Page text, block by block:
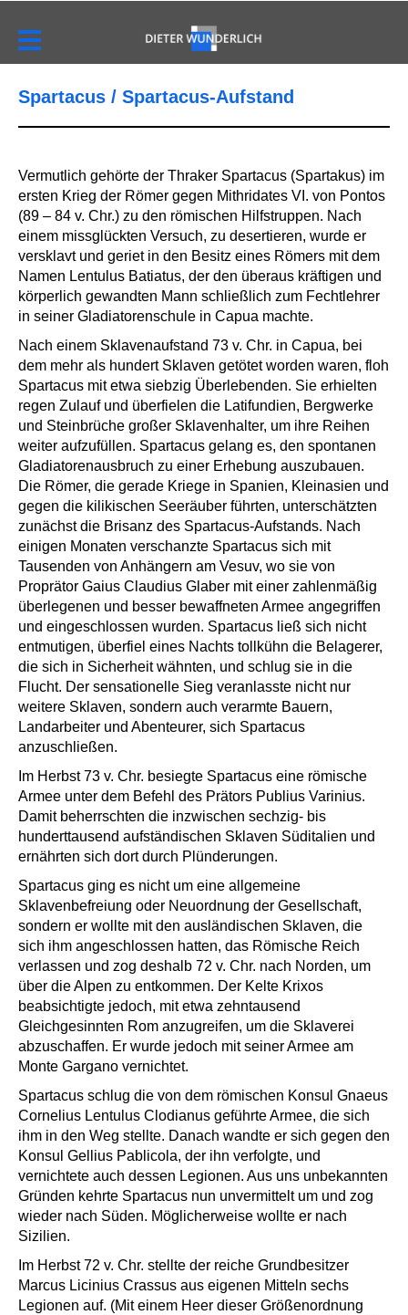
Spartacus / Spartacus-Aufstand
Vermutlich gehörte der Thraker Spartacus (Spartakus) im
ersten Krieg der Römer gegen Mithridates VI. von Pontos
(89 – 84 v. Chr.) zu den römischen Hilfstruppen. Nach
einem missglückten Versuch, zu desertieren, wurde er
versklavt und geriet in den Besitz eines Römers mit dem
Namen Lentulus Batiatus, der den überaus kräftigen und
körperlich gewandten Mann schließlich zum Fechtlehrer
in seiner Gladiatorenschule in Capua machte.
Nach einem Sklavenaufstand 73 v. Chr. in Capua, bei
dem mehr als hundert Sklaven getötet worden waren, floh
Spartacus mit etwa siebzig Überlebenden. Sie erhielten
regen Zulauf und überfielen die Latifundien, Bergwerke
und Steinbrüche großer Sklavenhalter, um ihre Reihen
weiter aufzufüllen. Spartacus gelang es, den spontanen
Gladiatorenausbruch zu einer Erhebung auszubauen.
Die Römer, die gerade Kriege in Spanien, Kleinasien und
gegen die kilikischen Seeräuber führten, unterschätzten
zunächst die Brisanz des Spartacus-Aufstands. Nach
einigen Monaten verschanzte Spartacus sich mit
Tausenden von Anhängern am Vesuv, wo sie von
Proprätor Gaius Claudius Glaber mit einer zahlenmäßig
überlegenen und besser bewaffneten Armee angegriffen
und eingeschlossen wurden. Spartacus ließ sich nicht
entmutigen, überfiel eines Nachts tollkühn die Belagerer,
die sich in Sicherheit wähnten, und schlug sie in die
Flucht. Der sensationelle Sieg veranlasste nicht nur
weitere Sklaven, sondern auch verarmte Bauern,
Landarbeiter und Abenteurer, sich Spartacus
anzuschließen.
Im Herbst 73 v. Chr. besiegte Spartacus eine römische
Armee unter dem Befehl des Prätors Publius Varinius.
Damit beherrschten die inzwischen sechzig- bis
hunderttausend aufständischen Sklaven Süditalien und
ernährten sich dort durch Plünderungen.
Spartacus ging es nicht um eine allgemeine
Sklavenbefreiung oder Neuordnung der Gesellschaft,
sondern er wollte mit den ausländischen Sklaven, die
sich ihm angeschlossen hatten, das Römische Reich
verlassen und zog deshalb 72 v. Chr. nach Norden, um
über die Alpen zu entkommen. Der Kelte Krixos
beabsichtigte jedoch, mit etwa zehntausend
Gleichgesinnten Rom anzugreifen, um die Sklaverei
abzuschaffen. Er wurde jedoch mit seiner Armee am
Monte Gargano vernichtet.
Spartacus schlug die von dem römischen Konsul Gnaeus
Cornelius Lentulus Clodianus geführte Armee, die sich
ihm in den Weg stellte. Danach wandte er sich gegen den
Konsul Gellius Pablicola, der ihn verfolgte, und
vernichtete auch dessen Legionen. Aus uns unbekannten
Gründen kehrte Spartacus nun unvermittelt um und zog
wieder nach Süden. Möglicherweise wollte er nach
Sizilien.
Im Herbst 72 v. Chr. stellte der reiche Grundbesitzer
Marcus Licinius Crassus aus eigenen Mitteln sechs
Legionen auf. (Mit einem Heer dieser Größenordnung